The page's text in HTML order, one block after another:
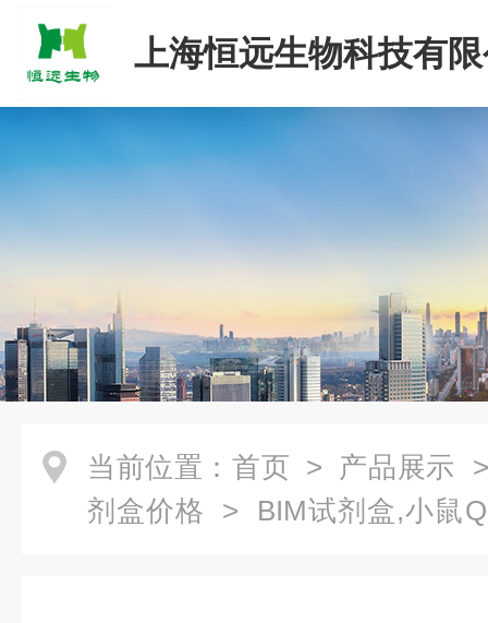
上海恒远生物科技有
当前位置： 首页 > 产品展示
剂盒价格 > BIM试剂盒,小鼠